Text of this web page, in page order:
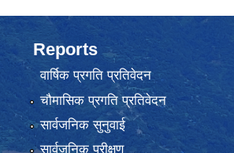
Reports
वार्षिक प्रगति प्रतिवेदन
चौमासिक प्रगति प्रतिवेदन
सार्वजनिक सुनुवाई
सार्वजनिक परीक्षण